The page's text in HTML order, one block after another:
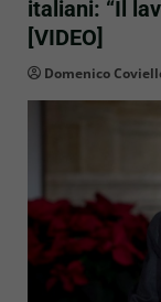
italiani: “Il
[VIDEO]
Domenico